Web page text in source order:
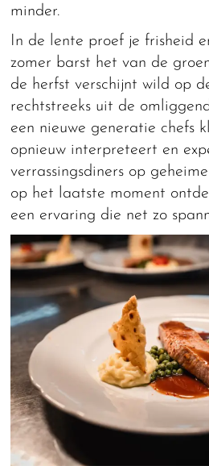
minder.
In de lente proef je frisheid
zomer barst het van de
de herfst verschijnt wild op
rechtstreeks uit de
een nieuwe generatie chefs
opnieuw interpreteert en
verrassingsdiners op
op het laatste moment
een ervaring die net zo